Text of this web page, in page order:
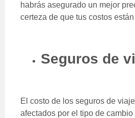
habrás asegurado un mejor
certeza de que tus costos
Seguros de
El costo de los seguros de
afectados por el tipo de